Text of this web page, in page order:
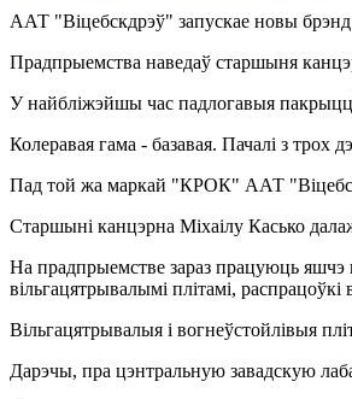
ААТ "Віцебскдрэў" запускае новы
Прадпрыемства наведаў старшыня
У найбліжэйшы час падлогавыя
Колеравая гама - базавая. Пачалі з трох
Пад той жа маркай "КРОК" ААТ
Старшыні канцэрна Міхаілу Касько
На прадпрыемстве зараз працуюць яшчэ
вільгацятрывалымі плітамі,
Вільгацятрывалыя і вогнеўстойлівыя
Дарэчы, пра цэнтральную завадскую